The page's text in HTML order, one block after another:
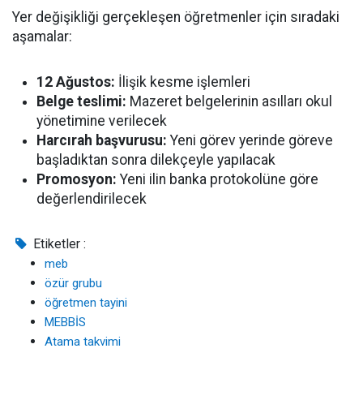
Yer değişikliği gerçekleşen öğretmenler için sıradaki
aşamalar:
12 Ağustos: İlişik kesme işlemleri
Belge teslimi: Mazeret belgelerinin asılları okul
yönetimine verilecek
Harcırah başvurusu: Yeni görev yerinde göreve
başladıktan sonra dilekçeyle yapılacak
Promosyon: Yeni ilin banka protokolüne göre
değerlendirilecek
Etiketler :
meb
özür grubu
öğretmen tayini
MEBBİS
Atama takvimi